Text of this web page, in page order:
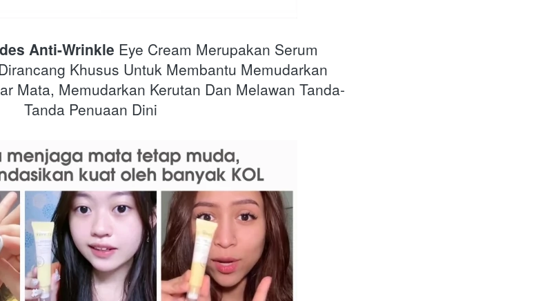
Anti-Wrinkle Eye Cream Merupakan Serum
Khusus Untuk Membantu Memudarkan
Mata, Memudarkan Kerutan Dan Melawan Tanda-
Tanda Penuaan Dini